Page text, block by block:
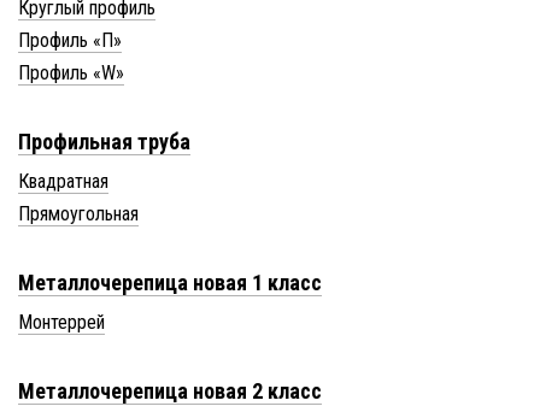
Круглый профиль
Профиль «П»
Профиль «W»
Профильная труба
Квадратная
Прямоугольная
Металлочерепица новая 1 класс
Монтеррей
Металлочерепица новая 2 класс